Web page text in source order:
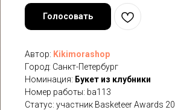
Голосовать
Автор: Kikimorashop
Город: Санкт-Петербург
Номинация: Букет из клубники
Номер работы: ba113
Статус: участник Basketeer Awards